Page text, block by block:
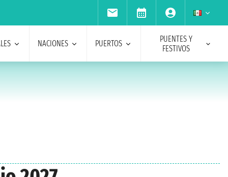
NACIONES PUERTOS
PUENTES Y
FESTIVOS